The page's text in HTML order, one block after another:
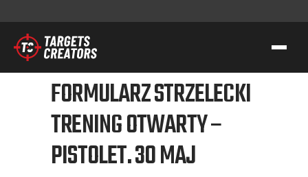
KONTAKT
TC GROUP
STRZELECTWO SPORTOWO-TAKTYCZNE
FORMULARZ STRZELECKI
TRENING OTWARTY –
PISTOLET. 30 MAJ